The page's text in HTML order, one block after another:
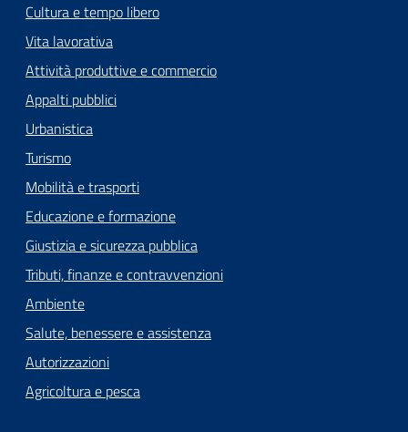
Cultura e tempo libero
Vita lavorativa
Attività produttive e commercio
Appalti pubblici
Urbanistica
Turismo
Mobilità e trasporti
Educazione e formazione
Giustizia e sicurezza pubblica
Tributi, finanze e contravvenzioni
Ambiente
Salute, benessere e assistenza
Autorizzazioni
Agricoltura e pesca